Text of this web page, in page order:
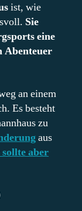
ist, wie
Sie
eine
Abenteuer
an einem
Es besteht
zu
aus
aber